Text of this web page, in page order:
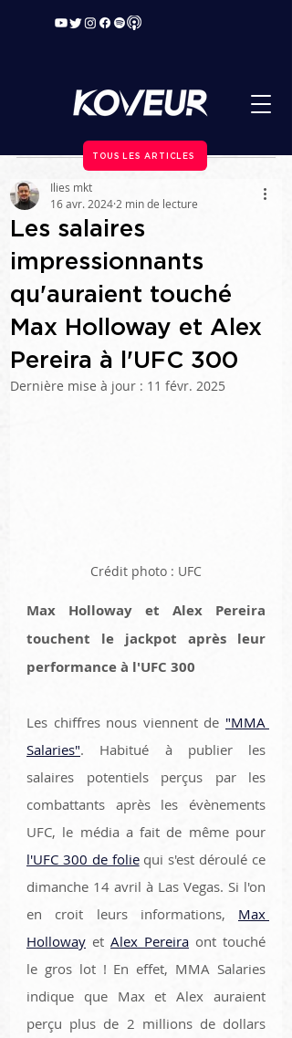
TOUS LES ARTICLES
Les salaires
impressionnants
qu'auraient touché
Max Holloway et Alex
Pereira à l'UFC 300
Ilies mkt
16 avr. 2024 2 min de lecture
Dernière mise à jour : 11 févr. 2025
Crédit photo : UFC
Max Holloway et Alex Pereira
touchent le jackpot après leur
performance à l'UFC 300
Les chiffres nous viennent de "MMA
Salaries". Habitué à publier les
salaires potentiels perçus par les
combattants après les évènements
l'UFC 300 de folie qui s'est déroulé ce
dimanche 14 avril à Las Vegas. Si l'on
en croit leurs informations, Max
Holloway et Alex Pereira ont touché
le gros lot ! En effet, MMA Salaries
indique que Max et Alex auraient
perçu plus de 2 millions de dollars